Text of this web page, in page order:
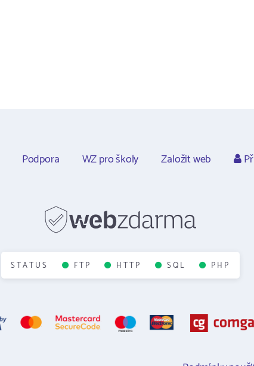
Podpora WZ pro školy Založit web
STATUS FTP HTTP SQL PHP